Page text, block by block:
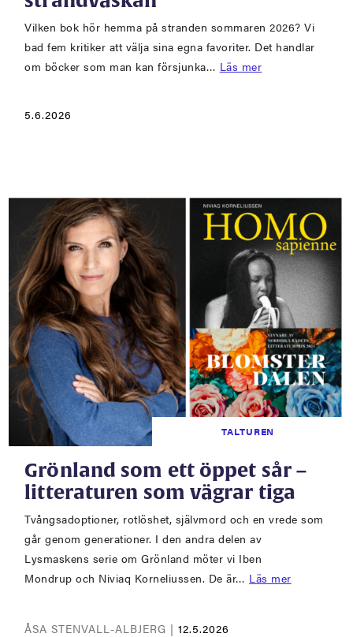
Vilken bok hör hemma på stranden sommaren 2026? Vi
bad fem kritiker att välja sina egna favoriter. Det handlar
om böcker som man kan försjunka… Läs mer
5.6.2026
TALTUREN
Grönland som ett öppet sår –
litteraturen som vägrar tiga
Tvångsadoptioner, rotlöshet, självmord och en vrede som
går genom generationer. I den andra delen av
Lysmaskens serie om Grönland möter vi Iben
Mondrup och Niviaq Korneliussen. De är… Läs mer
ÅSA STENVALL-ALBJERG |12.5.2026